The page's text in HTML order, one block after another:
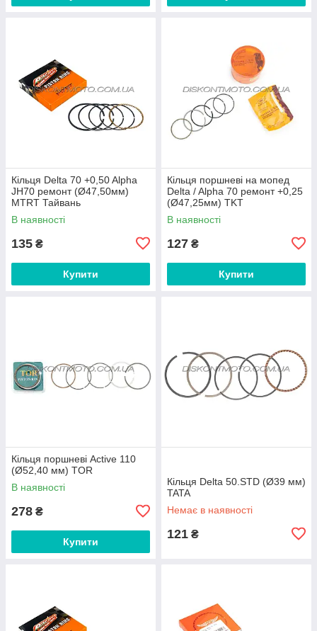
Кільця Delta 70 +0,50 Alpha
JH70 ремонт (Ø47,50мм)
MTRT Тайвань
В наявності
135 ₴
Купити
Кільця поршневі на мопед
Delta / Alpha 70 ремонт +0,25
(Ø47,25мм) TKT
В наявності
127 ₴
Купити
Кільця поршневі Active 110
(Ø52,40 мм) TOR
В наявності
278 ₴
Купити
Кільця Delta 50.STD (Ø39 мм)
TATA
Немає в наявності
121 ₴